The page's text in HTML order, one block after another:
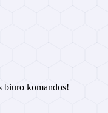
biuro komandos!